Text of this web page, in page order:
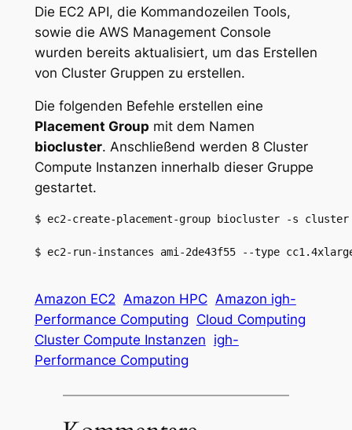
Die EC2 API, die Kommandozeilen Tools,
sowie die AWS Management Console
wurden bereits aktualisiert, um das Erstellen
von Cluster Gruppen zu erstellen.
Die folgenden Befehle erstellen eine
Placement Group mit dem Namen
biocluster. Anschließend werden 8 Cluster
Compute Instanzen innerhalb dieser Gruppe
gestartet.
$ ec2-create-placement-group biocluster -s cluster
$ ec2-run-instances ami-2de43f55 --type
Amazon EC2 Amazon HPC Amazon igh-
Performance Computing Cloud Computing
Cluster Compute Instanzen igh-
Performance Computing